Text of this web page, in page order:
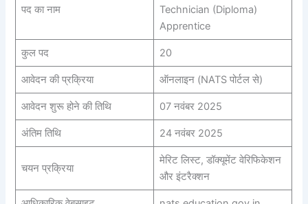
पद का नाम
Technician (Diploma)
Apprentice
कुल पद 20
आवेदन की प्रक्रिया ऑनलाइन (NATS पोर्टल से)
आवेदन शुरू होने की तिथि 07 नवंबर 2025
अंतिम तिथि 24 नवंबर 2025
चयन प्रक्रिया
मेरिट लिस्ट, डॉक्यूमेंट वेरिफिकेशन
और इंटरैक्शन